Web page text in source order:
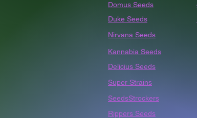
Domus Seeds
Duke Seeds
Nirvana Seeds
Kannabia Seeds
Delicius Seeds
Super Strains
SeedsStrockers
Rippers Seeds